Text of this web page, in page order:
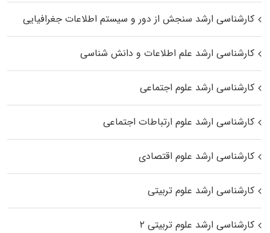
کارشناسی ارشد سنجش از دور و سیستم اطلاعات جغرافیایی
کارشناسی ارشد علم اطلاعات و دانش شناسی
کارشناسی ارشد علوم اجتماعی
کارشناسی ارشد علوم ارتباطات اجتماعی
کارشناسی ارشد علوم اقتصادی
کارشناسی ارشد علوم تربیتی
کارشناسی ارشد علوم تربیتی ۲